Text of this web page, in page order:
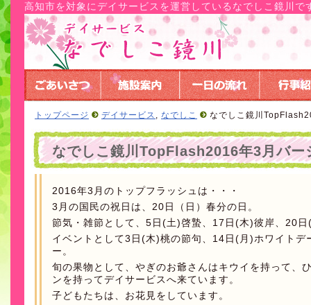
高知市を対象にデイサービスを運営しているなでしこ鏡川で
トップページ デイサービス , なでしこ なでしこ鏡川
なでしこ鏡川TopFlash2016年3月バー
2016年3月のトップフラッシュは・・・
3月の国民の祝日は、20日（日）春分の日。
節気・雑節として、5日(土)啓蟄、17日(木)彼岸、20
イベントとして3日(木)桃の節句、14日(月)ホワイトデ
ー。
旬の果物として、やぎのお爺さんはキウイを持って、
ンを持ってデイサービスへ来ています。
子どもたちは、お花見をしています。